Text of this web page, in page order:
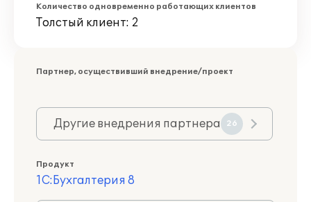
Количество одновременно работающих клиентов
Толстый клиент: 2
Партнер, осуществивший внедрение/проект
Другие внедрения партнера 26
Продукт
1С:Бухгалтерия 8